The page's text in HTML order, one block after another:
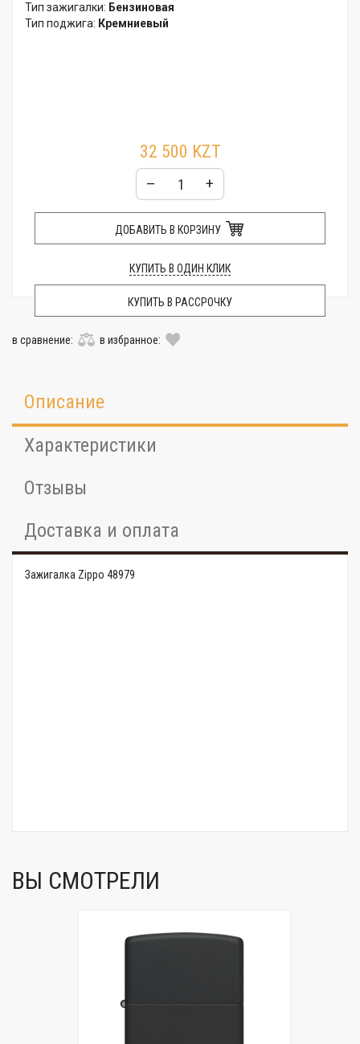
Тип зажигалки: Бензиновая
Тип поджига: Кремниевый
32 500 KZT
– +
ДОБАВИТЬ В КОРЗИНУ
КУПИТЬ В ОДИН КЛИК
КУПИТЬ В РАССРОЧКУ
в сравнение: в избранное:
Описание
Характеристики
Отзывы
Доставка и оплата
Зажигалка Zippo 48979
ВЫ СМОТРЕЛИ